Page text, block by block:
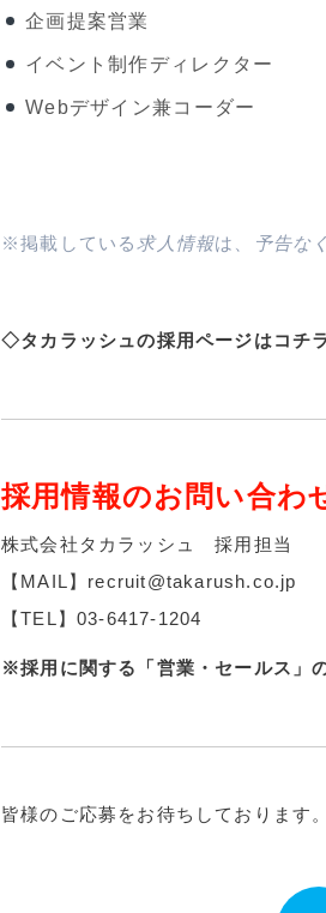
企画提案営業
イベント制作ディレクター
Webデザイン兼コーダー
※掲載している求人情報は、 予告な
◇タカラッシュの採用ページはコチ
採用情報のお問い合わ
株式会社タカラッシュ 採用担当
【MAIL】recruit@takarush.co.jp
【TEL】03-6417-1204
※採用に関する「営業・セールス」
皆様のご応募をお待ちしております。